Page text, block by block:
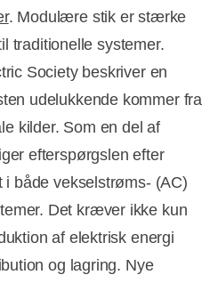
. Modulære stik er stærke
traditionelle systemer.
Society beskriver en
udelukkende kommer fra
kilder. Som en del af
efterspørgslen efter
både vekselstrøms- (AC)
Det kræver ikke kun
af elektrisk energi
og lagring. Nye